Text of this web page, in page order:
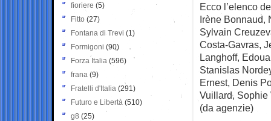
Ecco l’elenco
Irène Bonnaud,
Sylvain
Costa-Gavras,
Langhoff,
Stanislas
Ernest, Denis
Vuillard, Sophie
(da agenzie)
fioriere (5)
Fitto (27)
Fontana di Trevi (1)
Formigoni (90)
Forza Italia (596)
frana (9)
Fratelli d'Italia (291)
Futuro e Libertà (510)
g8 (25)